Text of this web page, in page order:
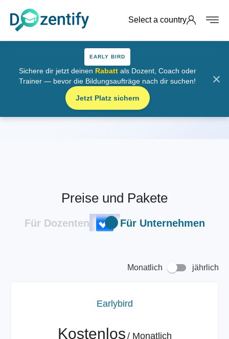
EARLY BIRD
Sichere dir jetzt deinen Rabattals Dozent, Coach oder
Trainer — bevor die Bildungsaufträge nach dir suchen!
Jetzt Platz sichern
×
Select a country
Preise
Startseite Preise
Preise und Pakete
Für Dozenten Für Unternehmen
Monatlich jährlich
Earlybird
Kostenlos / Monatlich